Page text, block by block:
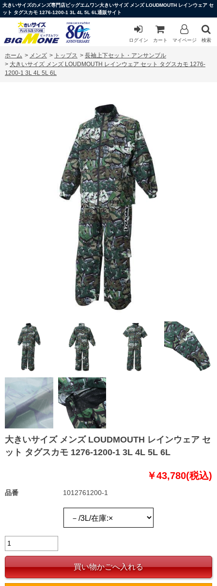
大きいサイズのメンズ専門店ビッグエムワン大きいサイズ メンズ LOUDMOUTH レインウェア セ
ット タグスカモ 1276-1200-1 3L 4L 5L 6L通販サイト
ログイン カート マイページ 検索
ホーム > メンズ > トップス > 長袖上下セット・アンサンブル
> 大きいサイズ メンズ LOUDMOUTH レインウェア セット タグスカモ 1276-
1200-1 3L 4L 5L 6L
大きいサイズ メンズ LOUDMOUTH レインウェア セ
ット タグスカモ 1276-1200-1 3L 4L 5L 6L
￥43,780(税込)
品番 1012761200-1